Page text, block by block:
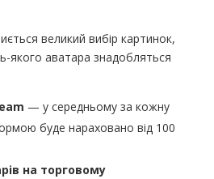
великий вибір картинок,
якого аватара знадобляться
— у середньому за кожну
буде нараховано від 100
на торговому